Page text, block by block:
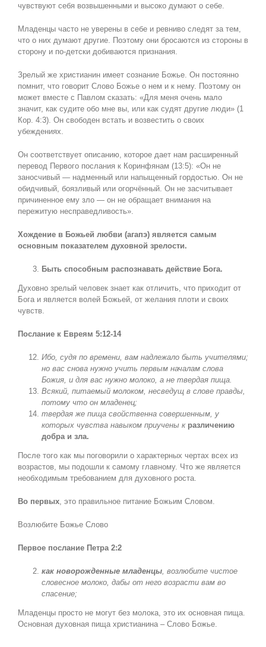
чувствуют себя возвышенными и высоко думают о себе.
Младенцы часто не уверены в себе и ревниво следят за тем,
что о них думают другие. Поэтому они бросаются из стороны в
сторону и по-детски добиваются признания.
Зрелый же христианин имеет сознание Божье. Он постоянно
помнит, что говорит Слово Божье о нем и к нему. Поэтому он
может вместе с Павлом сказать: «Для меня очень мало
значит, как судите обо мне вы, или как судят другие люди» (1
Кор. 4:3). Он свободен встать и возвестить о своих
убеждениях.
Он соответствует описанию, которое дает нам расширенный
перевод Первого послания к Коринфянам (13:5): «Он не
заносчивый — надменный или напыщенный гордостью. Он не
обидчивый, боязливый или огорчённый. Он не засчитывает
причиненное ему зло — он не обращает внимания на
пережитую несправедливость».
Хождение в Божьей любви (агапэ) является самым
основным показателем духовной зрелости.
Быть способным распознавать действие Бога.
Духовно зрелый человек знает как отличить, что приходит от
Бога и является волей Божьей, от желания плоти и своих
чувств.
Послание к Евреям 5:12-14
Ибо, судя по времени, вам надлежало быть учителями;
но вас снова нужно учить первым началам слова
Божия, и для вас нужно молоко, а не твердая пища.
Всякий, питаемый молоком, несведущ в слове правды,
потому что он младенец;
твердая же пища свойственна совершенным, у
которых чувства навыком приучены к различению
добра и зла.
После того как мы поговорили о характерных чертах всех из
возрастов, мы подошли к самому главному. Что же является
необходимым требованием для духовного роста.
Во первых, это правильное питание Божьим Словом.
Возлюбите Божье Слово
Первое послание Петра 2:2
как новорожденные младенцы, возлюбите чистое
словесное молоко, дабы от него возрасти вам во
спасение;
Младенцы просто не могут без молока, это их основная пища.
Основная духовная пища христианина – Слово Божье.